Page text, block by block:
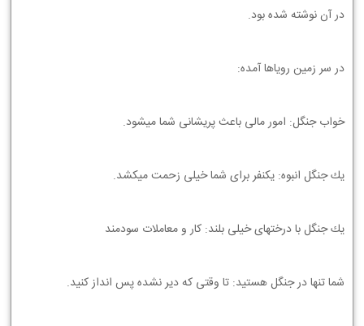
ﺩﺭ ﺁﻥ ﻧﻮﺷﺘﻪ ﺷﺪﻩ ﺑﻮﺩ.
ﺩﺭ ﺳﺮ ﺯﻣﻴﻦ ﺭﻭﻳﺎﻫﺎ ﺁﻣﺪﻩ:
ﺧﻮﺍﺏ ﺟﻨﮕﻞ: ﺍﻣﻮﺭ ﻣﺎﻟﻲ ﺑﺎﻋﺚ ﭘﺮﻳﺸﺎﻧﻲ ﺷﻤﺎ ﻣﻴﺸﻮﺩ.
ﻳﻚ ﺟﻨﮕﻞ ﺍﻧﺒﻮﻩ: ﻳﻜﻨﻔﺮ ﺑﺮﺍﻱ ﺷﻤﺎ ﺧﻴﻠﻲ ﺯﺣﻤﺖ ﻣﻴﻜﺸﺪ.
ﻳﻚ ﺟﻨﮕﻞ ﺑﺎ ﺩﺭﺧﺘﻬﺎﻱ ﺧﻴﻠﻲ ﺑﻠﻨﺪ: ﻛﺎﺭ ﻭ ﻣﻌﺎﻣﻼﺕ ﺳﻮﺩﻣﻨﺪ
ﺷﻤﺎ ﺗﻨﻬﺎ ﺩﺭ ﺟﻨﮕﻞ ﻫﺴﺘﻴﺪ: ﺗﺎ ﻭﻗﺘﻲ ﻛﻪ ﺩﻳﺮ ﻧﺸﺪﻩ ﭘﺲ ﺍﻧﺪﺍﺯ ﻛﻨﻴﺪ.